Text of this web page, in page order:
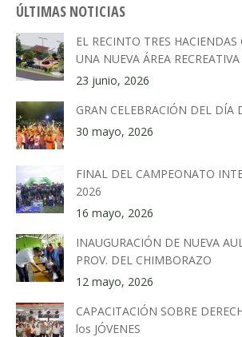
ÚLTIMAS NOTICIAS
EL RECINTO TRES
UNA NUEVA ÁREA RECREATIVA
23 junio, 2026
GRAN CELEBRACIÓN DEL DÍA
30 mayo, 2026
FINAL DEL CAMPEONATO
2026
16 mayo, 2026
INAUGURACIÓN DE NUEVA
PROV. DEL CHIMBORAZO
12 mayo, 2026
CAPACITACIÓN SOBRE
los JÓVENES